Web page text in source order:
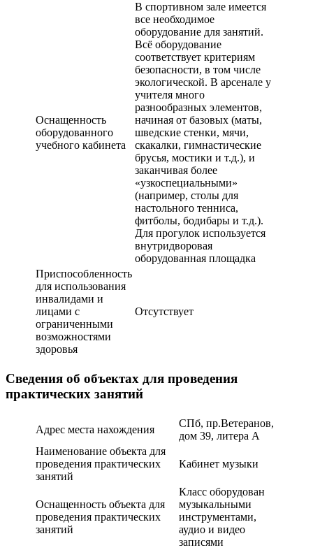
Оснащенность
оборудованного
учебного кабинета
В спортивном зале имеется
все необходимое
оборудование для занятий.
Всё оборудование
соответствует критериям
безопасности, в том числе
экологической. В арсенале у
учителя много
разнообразных элементов,
начиная от базовых (маты,
шведские стенки, мячи,
скакалки, гимнастические
брусья, мостики и т.д.), и
заканчивая более
«узкоспециальными»
(например, столы для
настольного тенниса,
фитболы, бодибары и т.д.).
Для прогулок используется
внутридворовая
оборудованная площадка
Приспособленность
для использования
инвалидами и
лицами с
ограниченными
возможностями
здоровья
Отсутствует
Сведения об объектах для проведения
практических занятий
Адрес места нахождения
СПб, пр.Ветеранов,
дом 39, литера А
Наименование объекта для
проведения практических
занятий
Кабинет музыки
Оснащенность объекта для
проведения практических
занятий
Класс оборудован
музыкальными
инструментами,
аудио и видео
записями